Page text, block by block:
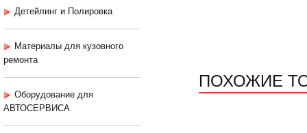
Детейлинг и Полировка
Материалы для кузовного
ремонта
Оборудование для
АВТОСЕРВИСА
ПОХОЖИЕ